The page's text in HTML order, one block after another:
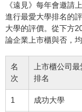
《遠見》每年會邀請
進行最愛大學排名的
大學的評價。從下方
論企業上市櫃與否，
名
次
上市櫃公司
排名
1 成功大學